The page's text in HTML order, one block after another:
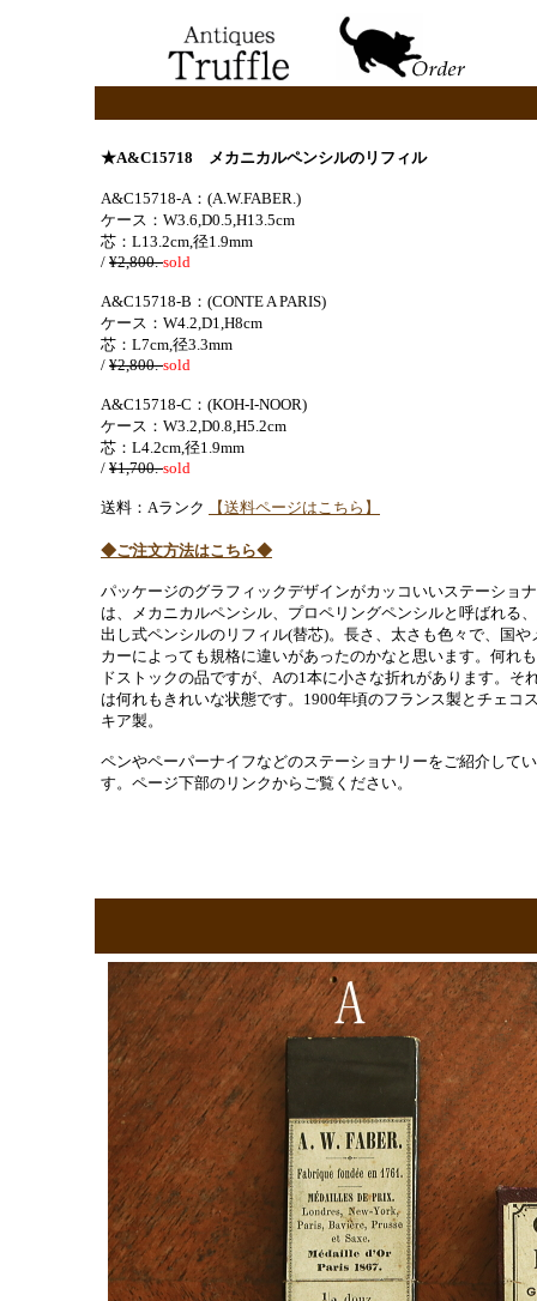
★A&C15718 メカニカルペンシルのリフィル
A&C15718-A：(A.W.FABER.)
ケース：W3.6,D0.5,H13.5cm
芯：L13.2cm,径1.9mm
/ ¥2,800.-sold
A&C15718-B：(CONTE A PARIS)
ケース：W4.2,D1,H8cm
芯：L7cm,径3.3mm
/ ¥2,800.-sold
A&C15718-C：(KOH-I-NOOR)
ケース：W3.2,D0.8,H5.2cm
芯：L4.2cm,径1.9mm
/ ¥1,700.-sold
送料：Aランク 【送料ページはこちら】
◆ご注文方法はこちら◆
パッケージのグラフィックデザインがカッコいいステーショ
は、メカニカルペンシル、プロペリングペンシルと呼ばれる
出し式ペンシルのリフィル(替芯)。長さ、太さも色々で、国や
カーによっても規格に違いがあったのかなと思います。何れ
ドストックの品ですが、Aの1本に小さな折れがあります。そ
は何れもきれいな状態です。1900年頃のフランス製とチェコ
キア製。
ペンやペーパーナイフなどのステーショナリーをご紹介して
す。ページ下部のリンクからご覧ください。